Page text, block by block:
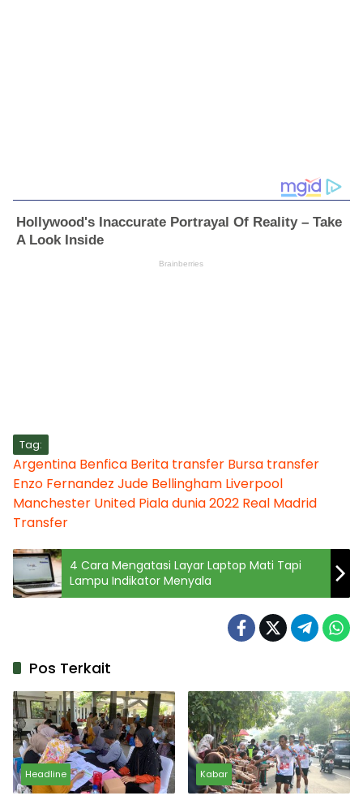
Tag:
Argentina Benfica Berita transfer Bursa transfer
Enzo Fernandez Jude Bellingham Liverpool
Manchester United Piala dunia 2022 Real Madrid
Transfer
4 Cara Mengatasi Layar Laptop Mati Tapi
Lampu Indikator Menyala
Pos Terkait
Headline Kabar